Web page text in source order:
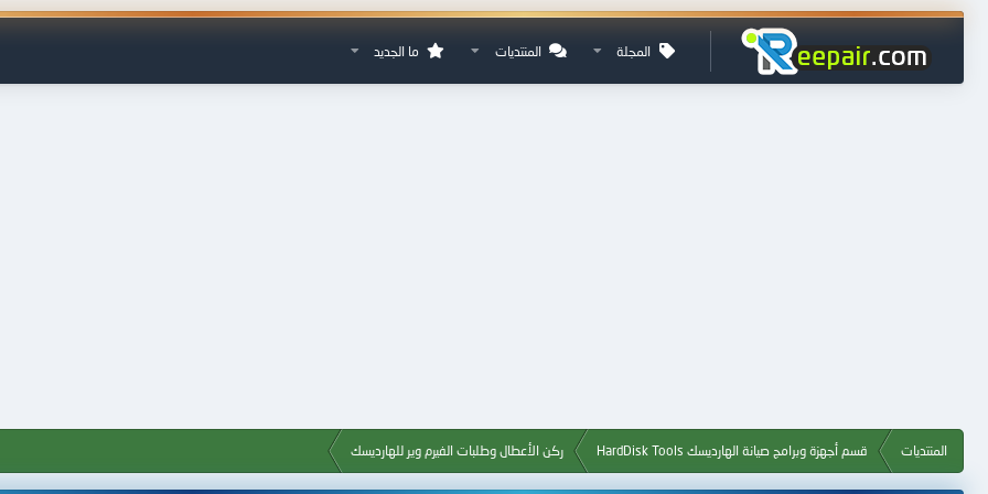
المجلة المنتديات ما الجديد
المنتديات قسم أجهزة وبرامج صيانة الهارديسك HardDisk Tools ركن الأعطال وطلبات الفيرم وير للهارديسك